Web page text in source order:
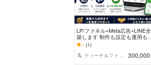
LP/ファネル×Meta広告×LINE
築します 制作も設定も運用も丸
投げOK。集客の入口から成約ま
で伴走
- (1)
ティーチ＆ファネルデザイン
300,000